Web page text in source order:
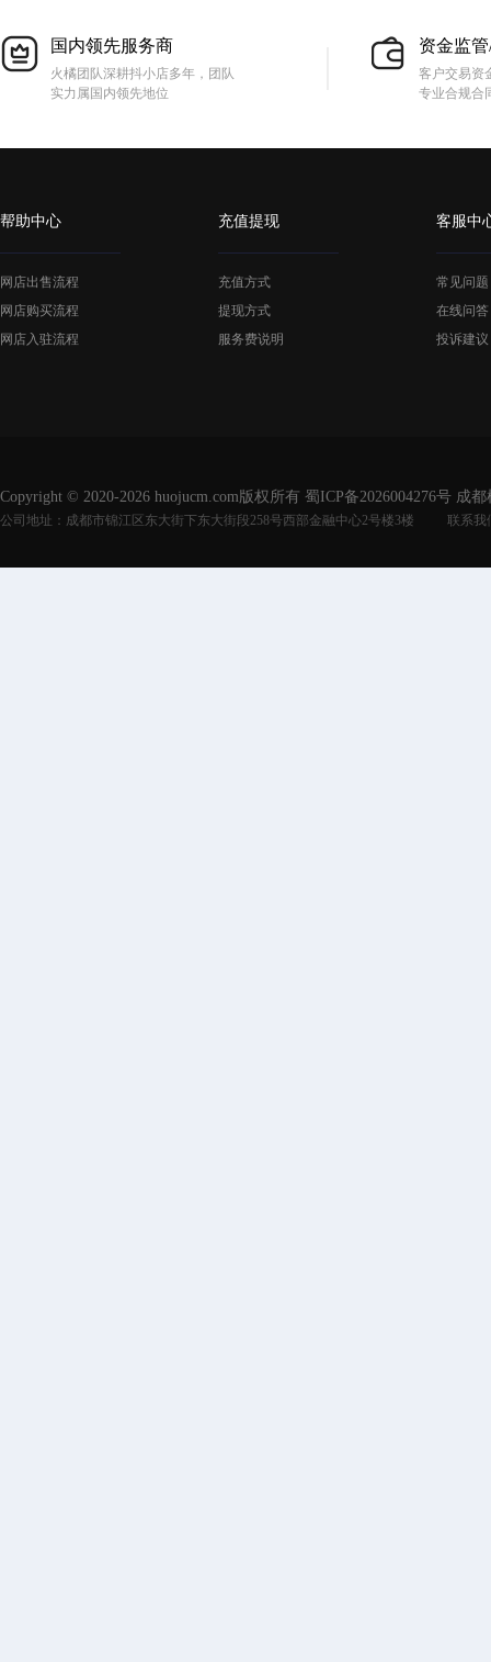
国内领先服务商
火橘团队深耕抖小店多年，团队
实力属国内领先地位
资金监
客户交易资
专业合规合
帮助中心
网店出售流程
网店购买流程
网店入驻流程
充值提现
充值方式
提现方式
服务费说明
客服中
常见问题
在线问答
投诉建议
Copyright © 2020-2026 huojucm.com版权所有 蜀ICP备2026004276号 成都
公司地址：成都市锦江区东大街下东大街段258号西部金融中心2号楼3楼 联系我